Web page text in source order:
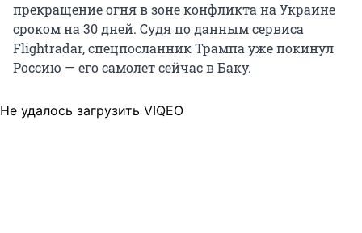
прекращение огня в зоне конфликта на Украине
сроком на 30 дней. Судя по данным сервиса
Flightradar, спецпосланник Трампа уже покинул
Россию — его самолет сейчас в Баку.
Не удалось загрузить VIQEO